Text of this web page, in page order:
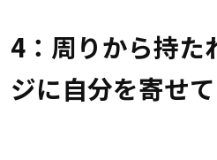
4：周りから持た
ジに自分を寄せ